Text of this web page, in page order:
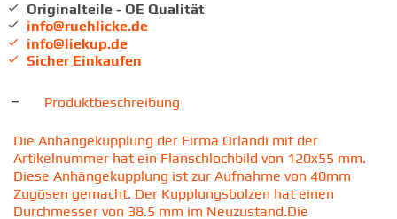
Originalteile - OE Qualität
info@ruehlicke.de
info@liekup.de
Sicher Einkaufen
Produktbeschreibung
Die Anhängekupplung der Firma Orlandi mit der
Artikelnummer hat ein Flanschlochbild von 120x55 mm.
Diese Anhängekupplung ist zur Aufnahme von 40mm
Zugösen gemacht. Der Kupplungsbolzen hat einen
Durchmesser von 38.5 mm im Neuzustand.Die